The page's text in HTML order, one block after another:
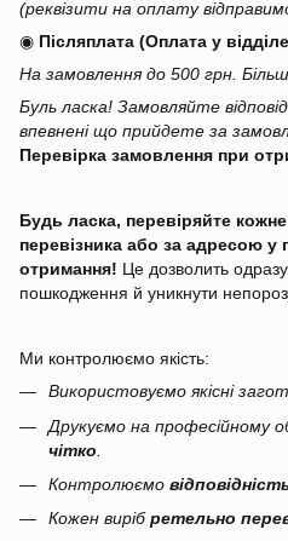
(реквізити на оплату
◉ Післяплата (Оплата у
На замовлення до 500 грн.
Буль ласка! Замовляйте
впевнені що прийдете за
Перевірка замовлення при
Будь ласка, перевіряйте
перевізника або за адресою у
отримання! Це дозволить
пошкодження й уникнути
Ми контролюємо якість:
Використовуємо якісні
Друкуємо на професійному
чітко
Контролюємо
Кожен вирібретельно